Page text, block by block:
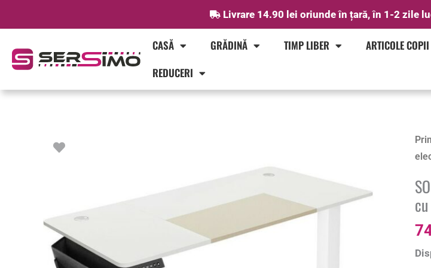
Livrare 14.90 lei oriunde în țară, în 1-2 zile
CASĂ GRĂDINĂ TIMP LIBER ARTICOLE COPII
REDUCERI
cu